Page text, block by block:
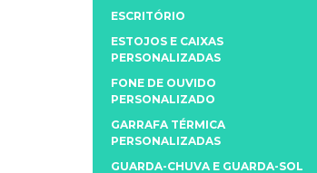
ESCRITÓRIO
ESTOJOS E CAIXAS
PERSONALIZADAS
FONE DE OUVIDO
PERSONALIZADO
GARRAFA TÉRMICA
PERSONALIZADAS
GUARDA-CHUVA E GUARDA-SOL